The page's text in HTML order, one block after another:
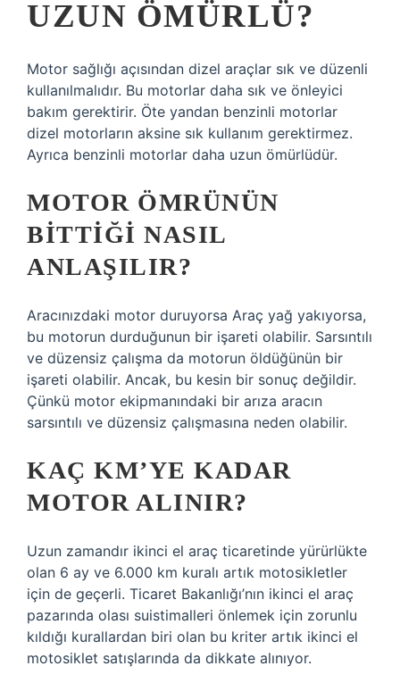
UZUN ÖMÜRLÜ?
Motor sağlığı açısından dizel araçlar sık ​​ve düzenli
kullanılmalıdır. Bu motorlar daha sık ve önleyici
bakım gerektirir. Öte yandan benzinli motorlar
dizel motorların aksine sık kullanım gerektirmez.
Ayrıca benzinli motorlar daha uzun ömürlüdür.
MOTOR ÖMRÜNÜN
BITTIĞI NASIL
ANLAŞILIR?
Aracınızdaki motor duruyorsa Araç yağ yakıyorsa,
bu motorun durduğunun bir işareti olabilir. Sarsıntılı
ve düzensiz çalışma da motorun öldüğünün bir
işareti olabilir. Ancak, bu kesin bir sonuç değildir.
Çünkü motor ekipmanındaki bir arıza aracın
sarsıntılı ve düzensiz çalışmasına neden olabilir.
KAÇ KM’YE KADAR
MOTOR ALINIR?
Uzun zamandır ikinci el araç ticaretinde yürürlükte
olan 6 ay ve 6.000 km kuralı artık motosikletler
için de geçerli. Ticaret Bakanlığı’nın ikinci el araç
pazarında olası suistimalleri önlemek için zorunlu
kıldığı kurallardan biri olan bu kriter artık ikinci el
motosiklet satışlarında da dikkate alınıyor.